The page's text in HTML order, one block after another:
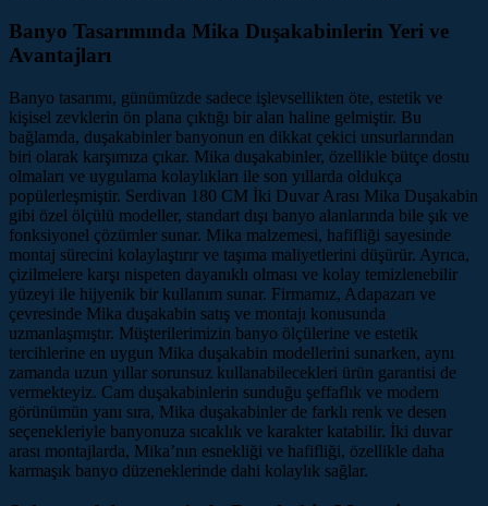
Banyo Tasarımında Mika Duşakabinlerin Yeri ve
Avantajları
Banyo tasarımı, günümüzde sadece işlevsellikten öte, estetik ve
kişisel zevklerin ön plana çıktığı bir alan haline gelmiştir. Bu
bağlamda, duşakabinler banyonun en dikkat çekici unsurlarından
biri olarak karşımıza çıkar. Mika duşakabinler, özellikle bütçe dostu
olmaları ve uygulama kolaylıkları ile son yıllarda oldukça
popülerleşmiştir. Serdivan 180 CM İki Duvar Arası Mika Duşakabin
gibi özel ölçülü modeller, standart dışı banyo alanlarında bile şık ve
fonksiyonel çözümler sunar. Mika malzemesi, hafifliği sayesinde
montaj sürecini kolaylaştırır ve taşıma maliyetlerini düşürür. Ayrıca,
çizilmelere karşı nispeten dayanıklı olması ve kolay temizlenebilir
yüzeyi ile hijyenik bir kullanım sunar. Firmamız, Adapazarı ve
çevresinde Mika duşakabin satış ve montajı konusunda
uzmanlaşmıştır. Müşterilerimizin banyo ölçülerine ve estetik
tercihlerine en uygun Mika duşakabin modellerini sunarken, aynı
zamanda uzun yıllar sorunsuz kullanabilecekleri ürün garantisi de
vermekteyiz. Cam duşakabinlerin sunduğu şeffaflık ve modern
görünümün yanı sıra, Mika duşakabinler de farklı renk ve desen
seçenekleriyle banyonuza sıcaklık ve karakter katabilir. İki duvar
arası montajlarda, Mika’nın esnekliği ve hafifliği, özellikle daha
karmaşık banyo düzeneklerinde dahi kolaylık sağlar.